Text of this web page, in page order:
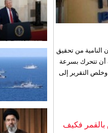
النامية من تحقيق
أن تتحرك بسرعة
التقرير إلى
فكيف